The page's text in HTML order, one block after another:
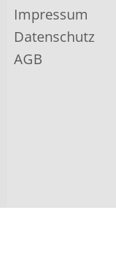
Impressum
Datenschutz
AGB